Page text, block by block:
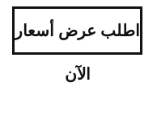
اطلب عرض أسعار
الآن